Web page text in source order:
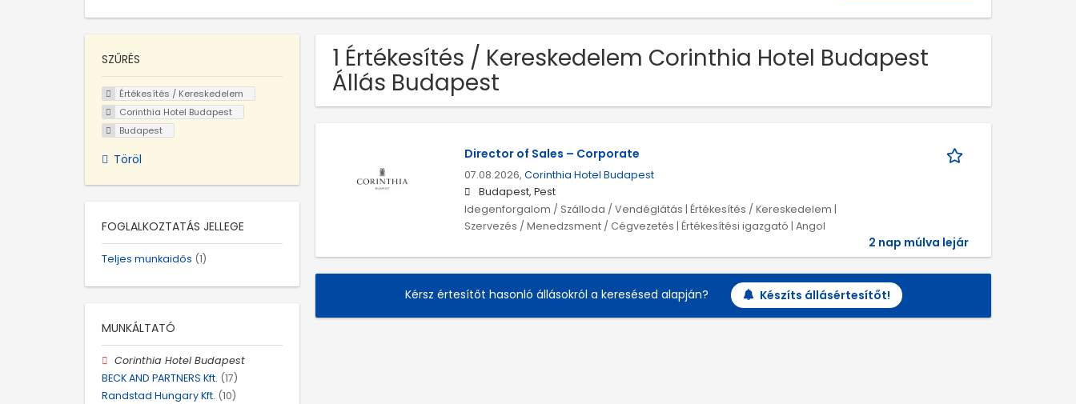
1 Értékesítés / Kereskedelem Corinthia Hotel Budapest
Állás Budapest
Director of Sales – Corporate
07.08.2026, Corinthia Hotel Budapest
Budapest, Pest
Idegenforgalom / Szálloda / Vendéglátás | Értékesítés / Kereskedelem |
Szervezés / Menedzsment / Cégvezetés | Értékesítési igazgató | Angol
2 nap múlva lejár
Kérsz értesítőt hasonló állásokról a keresésed alapján? Készíts állásértesítőt!
SZŰRÉS
Értékesítés / Kereskedelem
Corinthia Hotel Budapest
Budapest
Töröl
FOGLALKOZTATÁS JELLEGE
Teljes munkaidős (1)
MUNKÁLTATÓ
Corinthia Hotel Budapest
BECK AND PARTNERS Kft. (17)
Randstad Hungary Kft. (10)